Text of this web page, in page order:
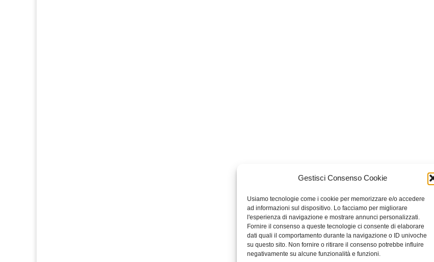
Gestisci Consenso Cookie
Usiamo tecnologie come i cookie per memorizzare e/o accedere
ad informazioni sul dispositivo. Lo facciamo per migliorare
l'esperienza di navigazione e mostrare annunci personalizzati.
Fornire il consenso a queste tecnologie ci consente di elaborare
dati quali il comportamento durante la navigazione o ID univoche
su questo sito. Non fornire o ritirare il consenso potrebbe influire
negativamente su alcune funzionalità e funzioni.